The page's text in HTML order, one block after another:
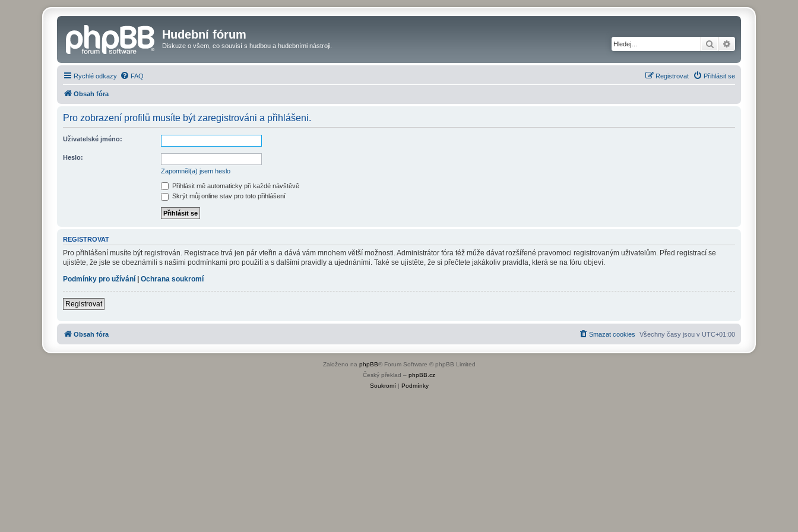
Hudební fórum
Diskuze o všem, co souvisí s hudbou a hudebními nástroji. Hledat
Rychlé odkazy FAQ Přihlásit se
Registrovat
Obsah fóra
Pro zobrazení profilů musíte být zaregistrováni a přihlášeni.
Uživatelské jméno:
Heslo:
Zapomněl(a) jsem heslo
Přihlásit mě automaticky při každé návštěvě
Skrýt můj online stav pro toto přihlášení
REGISTROVAT
Pro přihlášení musíte být registrován. Registrace trvá jen pár vteřin a dává vám mnohem větší možnosti. Administrátor fóra též může dávat rozšířené pravomoci registrovaným uživatelům. Před registrací se
ujistěte, že jste se obeznámili s našimi podmínkami pro použití a s dalšími pravidly a ujednáními. Také se ujistěte, že si přečtete jakákoliv pravidla, která se na fóru objeví.
Podmínky pro užívání
Ochrana soukromí
Registrovat
Obsah fóra Všechny časy jsou v UTC+01:00
Smazat cookies
Založeno na phpBB® Forum Software © phpBB Limited
Český překlad – phpBB.cz
Soukromí| Podmínky